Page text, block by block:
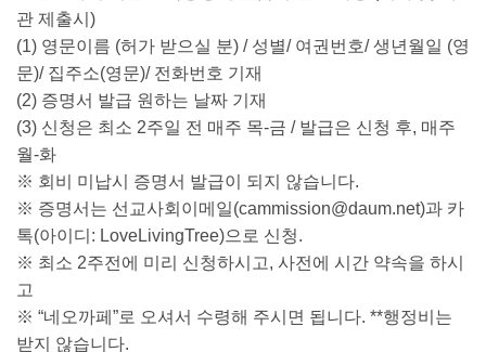
관 제출시)
(1) 영문이름 (허가 받으실 분) / 성별/ 여권번호/ 생년월일 (영
문)/ 집주소(영문)/ 전화번호 기재
(2) 증명서 발급 원하는 날짜 기재
(3) 신청은 최소 2주일 전 매주 목-금 / 발급은 신청 후, 매주
월-화
※ 회비 미납시 증명서 발급이 되지 않습니다.
※ 증명서는 선교사회이메일(cammission@daum.net)과 카
톡(아이디: LoveLivingTree)으로 신청.
※ 최소 2주전에 미리 신청하시고, 사전에 시간 약속을 하시
고
※ “네오까페”로 오셔서 수령해 주시면 됩니다. **행정비는
받지 않습니다.